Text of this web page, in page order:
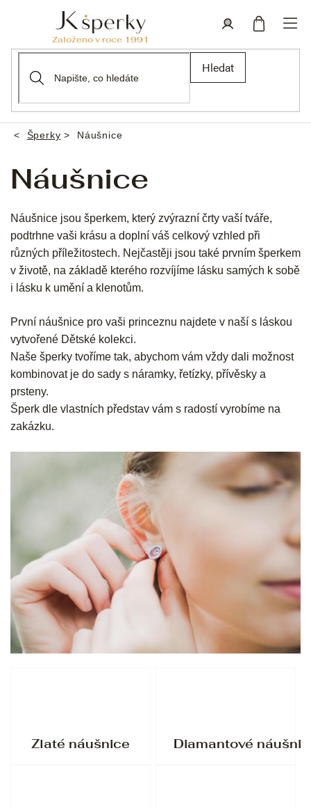
Hledat
Domů
Šperky Náušnice
Náušnice
Náušnice jsou šperkem, který zvýrazní črty vaší tváře,
podtrhne vaši krásu a doplní váš celkový vzhled při
různých příležitostech. Nejčastěji jsou také prvním šperkem
v životě, na základě kterého rozvíjíme lásku samých k sobě
i lásku k umění a klenotům.
První náušnice pro vaši princeznu najdete v naší s láskou
vytvořené Dětské kolekci.
Naše šperky tvoříme tak, abychom vám vždy dali možnost
kombinovat je do sady s náramky, řetízky, přívěsky a
prsteny.
Šperk dle vlastních představ vám s radostí vyrobíme na
zakázku.
Zlaté náušnice Diamantové